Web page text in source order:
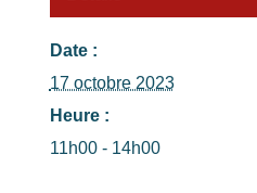
Date :
17 octobre 2023
Heure :
11h00 - 14h00